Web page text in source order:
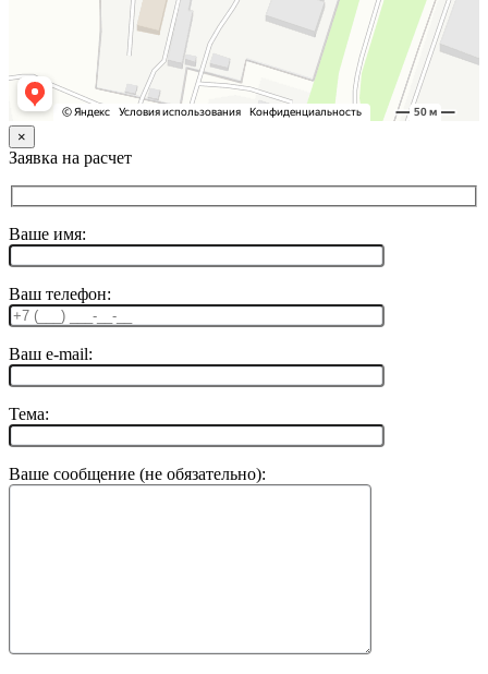
×
Заявка на расчет
Ваше имя:
Ваш телефон:
Ваш e-mail:
Тема:
Ваше сообщение (не обязательно):